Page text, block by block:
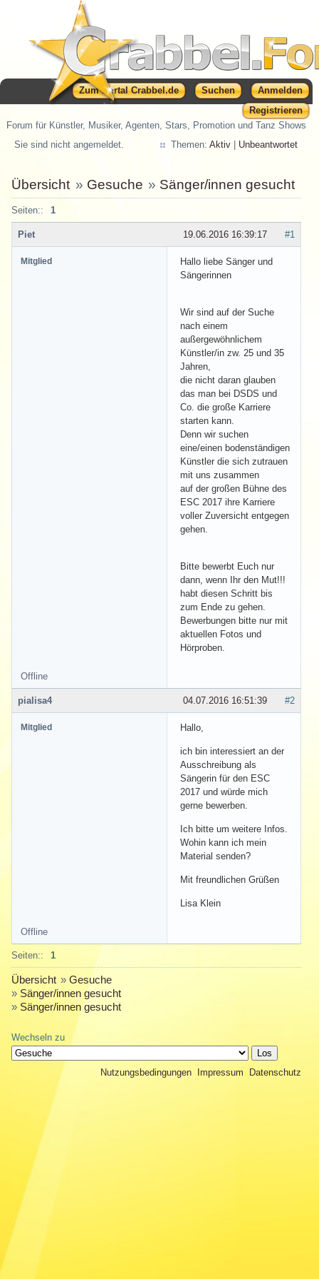
Zum Portal Crabbel.de Suchen
Anmelden
Registrieren
Forum für Künstler, Musiker, Agenten, Stars, Promotion und Tanz Shows
Sie sind nicht angemeldet.
Themen:Aktiv Unbeantwortet
Übersicht » Gesuche » Sänger/innen gesucht
Seiten:: 1
#1
19.06.2016 16:39:17
Piet
Mitglied
Hallo liebe Sänger und
Sängerinnen
Wir sind auf der Suche
nach einem
außergewöhnlichem
Künstler/in zw. 25 und 35
Jahren,
die nicht daran glauben
das man bei DSDS und
Co. die große Karriere
starten kann.
Denn wir suchen
eine/einen bodenständigen
Künstler die sich zutrauen
mit uns zusammen
auf der großen Bühne des
ESC 2017 ihre Karriere
voller Zuversicht entgegen
gehen.
Bitte bewerbt Euch nur
dann, wenn Ihr den Mut!!!
habt diesen Schritt bis
zum Ende zu gehen.
Bewerbungen bitte nur mit
aktuellen Fotos und
Hörproben.
Offline
#2
04.07.2016 16:51:39
pialisa4
Mitglied Hallo,
ich bin interessiert an der
Ausschreibung als
Sängerin für den ESC
2017 und würde mich
gerne bewerben.
Ich bitte um weitere Infos.
Wohin kann ich mein
Material senden?
Mit freundlichen Grüßen
Lisa Klein
Offline
Seiten:: 1
Übersicht » Gesuche
» Sänger/innen gesucht
» Sänger/innen gesucht
Wechseln zu
Nutzungsbedingungen Impressum Datenschutz